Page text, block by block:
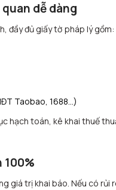
dễ dàng
đầy đủ giấy tờ pháp lý gồm:
Taobao, 1688…)
hạch toán, kê khai thuế
100%
giá trị khai báo. Nếu có rủi